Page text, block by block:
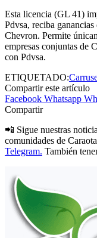
Esta licencia (GL 41)
Pdvsa, reciba
Chevron. Permite
empresas conjuntas de
con Pdvsa.
ETIQUETADO:
Compartir este artículo
Facebook Whatsapp
Compartir
📲 Sigue nuestras
comunidades de
Telegram. También